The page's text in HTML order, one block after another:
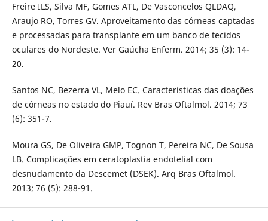
Freire ILS, Silva MF, Gomes ATL, De Vasconcelos QLDAQ,
Araujo RO, Torres GV. Aproveitamento das córneas captadas
e processadas para transplante em um banco de tecidos
oculares do Nordeste. Ver Gaúcha Enferm. 2014; 35 (3): 14-
20.
Santos NC, Bezerra VL, Melo EC. Características das doações
de córneas no estado do Piauí. Rev Bras Oftalmol. 2014; 73
(6): 351-7.
Moura GS, De Oliveira GMP, Tognon T, Pereira NC, De Sousa
LB. Complicações em ceratoplastia endotelial com
desnudamento da Descemet (DSEK). Arq Bras Oftalmol.
2013; 76 (5): 288-91.